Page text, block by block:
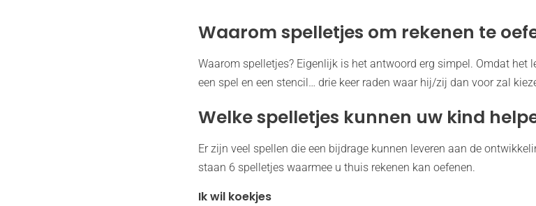
Waarom spelletjes om rekenen te
Waarom spelletjes? Eigenlijk is het antwoord erg simpel. Omdat het
een spel en een stencil… drie keer raden waar hij/zij dan voor zal
Welke spelletjes kunnen uw kind
Er zijn veel spellen die een bijdrage kunnen leveren aan de
staan 6 spelletjes waarmee u thuis rekenen kan oefenen.
Ik wil koekjes